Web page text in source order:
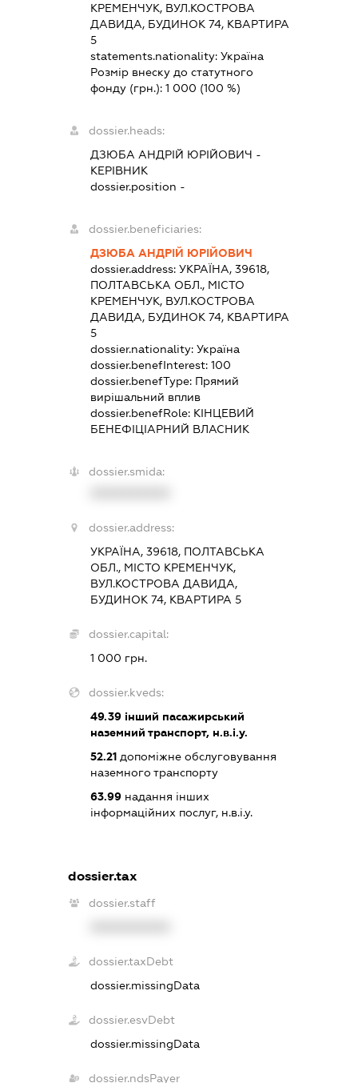
КРЕМЕНЧУК, ВУЛ.КОСТРОВА
ДАВИДА, БУДИНОК 74, КВАРТИРА
5
statements.nationality: Україна
Розмір внеску до статутного
фонду (грн.): 1 000 (100 %)
dossier.heads:
ДЗЮБА АНДРІЙ ЮРІЙОВИЧ -
КЕРІВНИК
dossier.position -
dossier.beneficiaries:
ДЗЮБА АНДРІЙ ЮРІЙОВИЧ
dossier.address: УКРАЇНА, 39618,
ПОЛТАВСЬКА ОБЛ., МІСТО
КРЕМЕНЧУК, ВУЛ.КОСТРОВА
ДАВИДА, БУДИНОК 74, КВАРТИРА
5
dossier.nationality: Україна
dossier.benefInterest: 100
dossier.benefType: Прямий
вирішальний вплив
dossier.benefRole: КІНЦЕВИЙ
БЕНЕФІЦІАРНИЙ ВЛАСНИК
dossier.smida:
dossier.address:
УКРАЇНА, 39618, ПОЛТАВСЬКА
ОБЛ., МІСТО КРЕМЕНЧУК,
ВУЛ.КОСТРОВА ДАВИДА,
БУДИНОК 74, КВАРТИРА 5
dossier.capital:
1 000 грн.
dossier.kveds:
49.39інший пасажирський
наземний транспорт, н.в.і.у.
52.21допоміжне обслуговування
наземного транспорту
63.99надання інших
інформаційних послуг, н.в.і.у.
dossier.tax
dossier.staff
dossier.taxDebt
dossier.missingData
dossier.esvDebt
dossier.missingData
dossier.ndsPayer